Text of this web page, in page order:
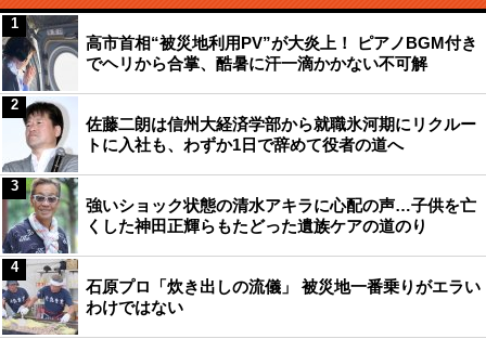
高市首相“被災地利用PV”が大炎上！ ピアノBGM付き
でヘリから合掌、酷暑に汗一滴かかない不可解
1
佐藤二朗は信州大経済学部から就職氷河期にリクルー
トに入社も、わずか1日で辞めて役者の道へ
2
強いショック状態の清水アキラに心配の声…子供を亡
くした神田正輝らもたどった遺族ケアの道のり
3
石原プロ「炊き出しの流儀」 被災地一番乗りがエラい
わけではない
4